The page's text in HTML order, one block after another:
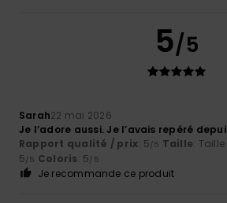
5/5
Sarah22 mai 2026
Je l’adore aussi. Je l’avais repéré
Rapport qualité / prix: 5/5 Taille:
5/5 Coloris: 5/5
Je recommande ce produit